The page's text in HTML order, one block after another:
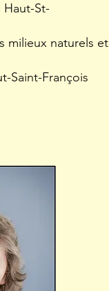
Haut-St-
milieux naturels et
Saint-François